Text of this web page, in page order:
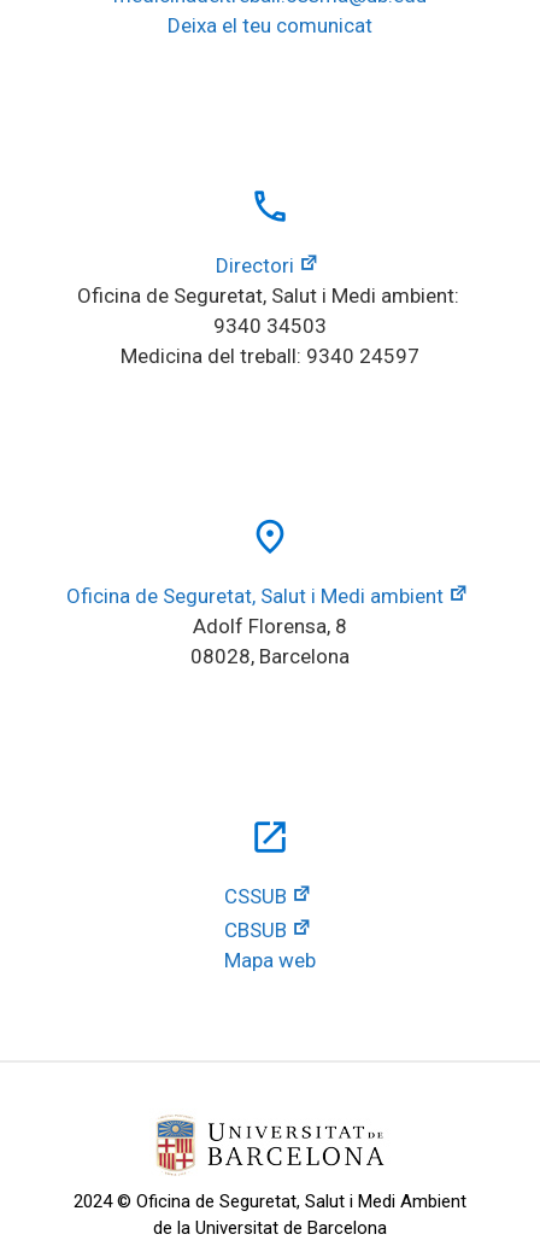
Deixa el teu comunicat
local_phone
Directori
Oficina de Seguretat, Salut i Medi ambient:
9340 34503
Medicina del treball: 9340 24597
place
Oficina de Seguretat, Salut i Medi ambient
Adolf Florensa, 8
08028, Barcelona
open_in_new
CSSUB
CBSUB
Mapa web
2024 © Oficina de Seguretat, Salut i Medi Ambient
de la Universitat de Barcelona